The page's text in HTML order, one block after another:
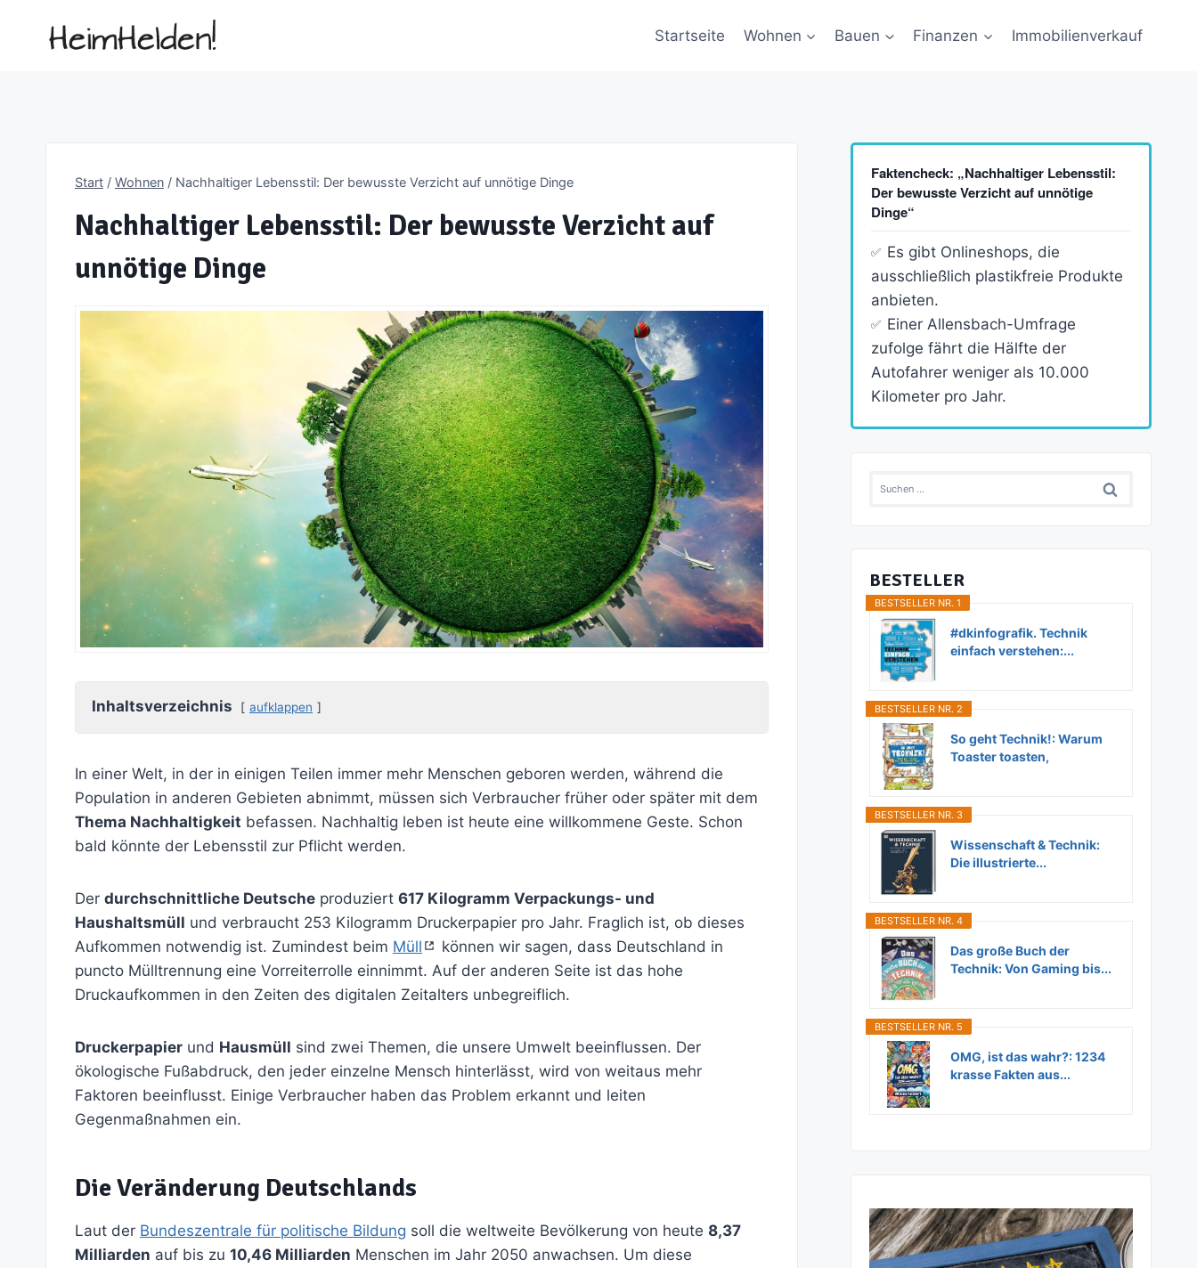
Startseite Wohnen Bauen Finanzen Immobilienverkauf
Start / Wohnen / Nachhaltiger Lebensstil: Der bewusste Verzicht auf unnötige Dinge
Nachhaltiger Lebensstil: Der bewusste Verzicht auf
unnötige Dinge
Inhaltsverzeichnis aufklappen
In einer Welt, in der in einigen Teilen immer mehr Menschen geboren werden, während die
Population in anderen Gebieten abnimmt, müssen sich Verbraucher früher oder später mit dem
Thema Nachhaltigkeit befassen. Nachhaltig leben ist heute eine willkommene Geste. Schon
bald könnte der Lebensstil zur Pflicht werden.
Der durchschnittliche Deutsche produziert 617 Kilogramm Verpackungs- und
Haushaltsmüll und verbraucht 253 Kilogramm Druckerpapier pro Jahr. Fraglich ist, ob dieses
Aufkommen notwendig ist. Zumindest beim Müll
können wir sagen, dass Deutschland in
puncto Mülltrennung eine Vorreiterrolle einnimmt. Auf der anderen Seite ist das hohe
Druckaufkommen in den Zeiten des digitalen Zeitalters unbegreiflich.
Druckerpapier und Hausmüll sind zwei Themen, die unsere Umwelt beeinflussen. Der
ökologische Fußabdruck, den jeder einzelne Mensch hinterlässt, wird von weitaus mehr
Faktoren beeinflusst. Einige Verbraucher haben das Problem erkannt und leiten
Gegenmaßnahmen ein.
Die Veränderung Deutschlands
Laut der Bundeszentrale für politische Bildung soll die weltweite Bevölkerung von heute 8,37
Milliarden auf bis zu 10,46 Milliarden Menschen im Jahr 2050 anwachsen. Um diese
Faktencheck: „Nachhaltiger Lebensstil:
Der bewusste Verzicht auf unnötige
Dinge“
Es gibt Onlineshops, die
ausschließlich plastikfreie Produkte
anbieten.
Einer Allensbach-Umfrage
zufolge fährt die Hälfte der
Autofahrer weniger als 10.000
Kilometer pro Jahr.
Suchen
BESTELLER
BESTSELLER NR. 1
#dkinfografik. Technik
einfach verstehen:...
BESTSELLER NR. 2
So geht Technik!: Warum
Toaster toasten,
BESTSELLER NR. 3
Wissenschaft & Technik:
Die illustrierte...
BESTSELLER NR. 4
Das große Buch der
Technik: Von Gaming bis...
BESTSELLER NR. 5
OMG, ist das wahr?: 1234
krasse Fakten aus...